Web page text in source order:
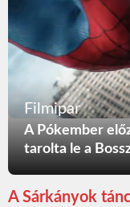
Filmipar
A Pókember
tarolta le a
A Sárkányok